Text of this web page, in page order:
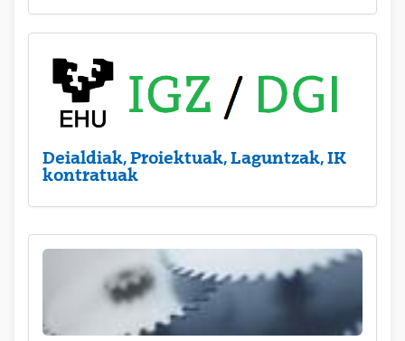
Deialdiak, Proiektuak, Laguntzak, IK
kontratuak